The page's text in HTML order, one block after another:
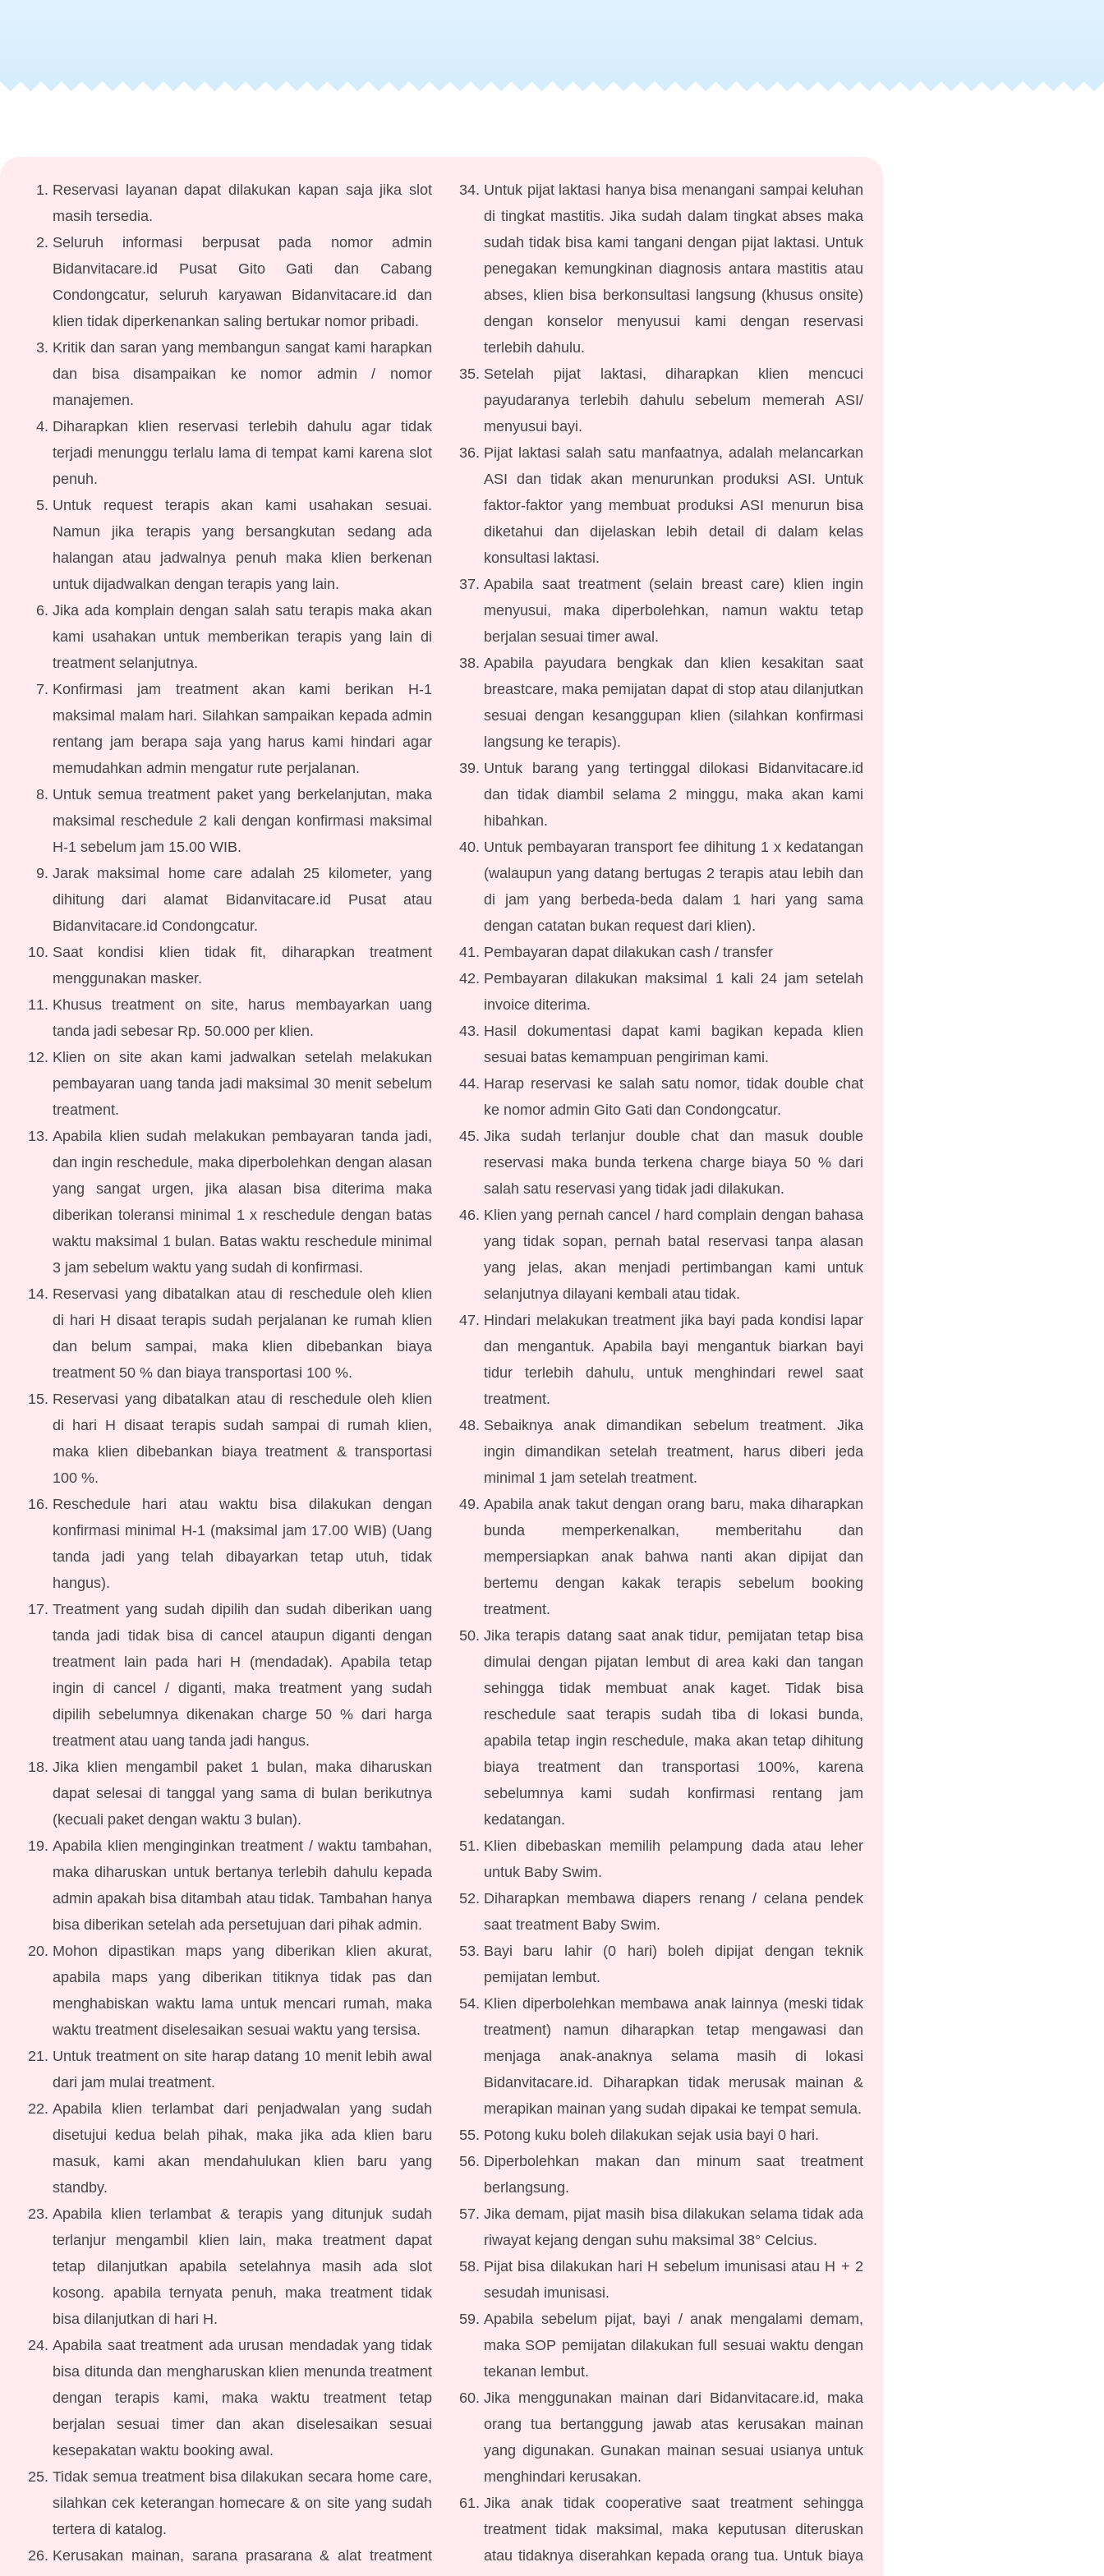
Reservasi layanan dapat dilakukan kapan saja jika slot
masih tersedia.
Seluruh informasi berpusat pada nomor admin
Bidanvitacare.id Pusat Gito Gati dan Cabang
Condongcatur, seluruh karyawan Bidanvitacare.id dan
klien tidak diperkenankan saling bertukar nomor pribadi.
Kritik dan saran yang membangun sangat kami harapkan
dan bisa disampaikan ke nomor admin / nomor
manajemen.
Diharapkan klien reservasi terlebih dahulu agar tidak
terjadi menunggu terlalu lama di tempat kami karena slot
penuh.
Untuk request terapis akan kami usahakan sesuai.
Namun jika terapis yang bersangkutan sedang ada
halangan atau jadwalnya penuh maka klien berkenan
untuk dijadwalkan dengan terapis yang lain.
Jika ada komplain dengan salah satu terapis maka akan
kami usahakan untuk memberikan terapis yang lain di
treatment selanjutnya.
Konfirmasi jam treatment akan kami berikan H-1
maksimal malam hari. Silahkan sampaikan kepada admin
rentang jam berapa saja yang harus kami hindari agar
memudahkan admin mengatur rute perjalanan.
Untuk semua treatment paket yang berkelanjutan, maka
maksimal reschedule 2 kali dengan konfirmasi maksimal
H-1 sebelum jam 15.00 WIB.
Jarak maksimal home care adalah 25 kilometer, yang
dihitung dari alamat Bidanvitacare.id Pusat atau
Bidanvitacare.id Condongcatur.
Saat kondisi klien tidak fit, diharapkan treatment
menggunakan masker.
Khusus treatment on site, harus membayarkan uang
tanda jadi sebesar Rp. 50.000 per klien.
Klien on site akan kami jadwalkan setelah melakukan
pembayaran uang tanda jadi maksimal 30 menit sebelum
treatment.
Apabila klien sudah melakukan pembayaran tanda jadi,
dan ingin reschedule, maka diperbolehkan dengan alasan
yang sangat urgen, jika alasan bisa diterima maka
diberikan toleransi minimal 1 x reschedule dengan batas
waktu maksimal 1 bulan. Batas waktu reschedule minimal
3 jam sebelum waktu yang sudah di konfirmasi.
Reservasi yang dibatalkan atau di reschedule oleh klien
di hari H disaat terapis sudah perjalanan ke rumah klien
dan belum sampai, maka klien dibebankan biaya
treatment 50 % dan biaya transportasi 100 %.
Reservasi yang dibatalkan atau di reschedule oleh klien
di hari H disaat terapis sudah sampai di rumah klien,
maka klien dibebankan biaya treatment & transportasi
100 %.
Reschedule hari atau waktu bisa dilakukan dengan
konfirmasi minimal H-1 (maksimal jam 17.00 WIB) (Uang
tanda jadi yang telah dibayarkan tetap utuh, tidak
hangus).
Treatment yang sudah dipilih dan sudah diberikan uang
tanda jadi tidak bisa di cancel ataupun diganti dengan
treatment lain pada hari H (mendadak). Apabila tetap
ingin di cancel / diganti, maka treatment yang sudah
dipilih sebelumnya dikenakan charge 50 % dari harga
treatment atau uang tanda jadi hangus.
Jika klien mengambil paket 1 bulan, maka diharuskan
dapat selesai di tanggal yang sama di bulan berikutnya
(kecuali paket dengan waktu 3 bulan).
Apabila klien menginginkan treatment / waktu tambahan,
maka diharuskan untuk bertanya terlebih dahulu kepada
admin apakah bisa ditambah atau tidak. Tambahan hanya
bisa diberikan setelah ada persetujuan dari pihak admin.
Mohon dipastikan maps yang diberikan klien akurat,
apabila maps yang diberikan titiknya tidak pas dan
menghabiskan waktu lama untuk mencari rumah, maka
waktu treatment diselesaikan sesuai waktu yang tersisa.
Untuk treatment on site harap datang 10 menit lebih awal
dari jam mulai treatment.
Apabila klien terlambat dari penjadwalan yang sudah
disetujui kedua belah pihak, maka jika ada klien baru
masuk, kami akan mendahulukan klien baru yang
standby.
Apabila klien terlambat & terapis yang ditunjuk sudah
terlanjur mengambil klien lain, maka treatment dapat
tetap dilanjutkan apabila setelahnya masih ada slot
kosong. apabila ternyata penuh, maka treatment tidak
bisa dilanjutkan di hari H.
Apabila saat treatment ada urusan mendadak yang tidak
bisa ditunda dan mengharuskan klien menunda treatment
dengan terapis kami, maka waktu treatment tetap
berjalan sesuai timer dan akan diselesaikan sesuai
kesepakatan waktu booking awal.
Tidak semua treatment bisa dilakukan secara home care,
silahkan cek keterangan homecare & on site yang sudah
tertera di katalog.
Kerusakan mainan, sarana prasarana & alat treatment
Untuk pijat laktasi hanya bisa menangani sampai keluhan
di tingkat mastitis. Jika sudah dalam tingkat abses maka
sudah tidak bisa kami tangani dengan pijat laktasi. Untuk
penegakan kemungkinan diagnosis antara mastitis atau
abses, klien bisa berkonsultasi langsung (khusus onsite)
dengan konselor menyusui kami dengan reservasi
terlebih dahulu.
Setelah pijat laktasi, diharapkan klien mencuci
payudaranya terlebih dahulu sebelum memerah ASI/
menyusui bayi.
Pijat laktasi salah satu manfaatnya, adalah melancarkan
ASI dan tidak akan menurunkan produksi ASI. Untuk
faktor-faktor yang membuat produksi ASI menurun bisa
diketahui dan dijelaskan lebih detail di dalam kelas
konsultasi laktasi.
Apabila saat treatment (selain breast care) klien ingin
menyusui, maka diperbolehkan, namun waktu tetap
berjalan sesuai timer awal.
Apabila payudara bengkak dan klien kesakitan saat
breastcare, maka pemijatan dapat di stop atau dilanjutkan
sesuai dengan kesanggupan klien (silahkan konfirmasi
langsung ke terapis).
Untuk barang yang tertinggal dilokasi Bidanvitacare.id
dan tidak diambil selama 2 minggu, maka akan kami
hibahkan.
Untuk pembayaran transport fee dihitung 1 x kedatangan
(walaupun yang datang bertugas 2 terapis atau lebih dan
di jam yang berbeda-beda dalam 1 hari yang sama
dengan catatan bukan request dari klien).
Pembayaran dapat dilakukan cash / transfer
Pembayaran dilakukan maksimal 1 kali 24 jam setelah
invoice diterima.
Hasil dokumentasi dapat kami bagikan kepada klien
sesuai batas kemampuan pengiriman kami.
Harap reservasi ke salah satu nomor, tidak double chat
ke nomor admin Gito Gati dan Condongcatur.
Jika sudah terlanjur double chat dan masuk double
reservasi maka bunda terkena charge biaya 50 % dari
salah satu reservasi yang tidak jadi dilakukan.
Klien yang pernah cancel / hard complain dengan bahasa
yang tidak sopan, pernah batal reservasi tanpa alasan
yang jelas, akan menjadi pertimbangan kami untuk
selanjutnya dilayani kembali atau tidak.
Hindari melakukan treatment jika bayi pada kondisi lapar
dan mengantuk. Apabila bayi mengantuk biarkan bayi
tidur terlebih dahulu, untuk menghindari rewel saat
treatment.
Sebaiknya anak dimandikan sebelum treatment. Jika
ingin dimandikan setelah treatment, harus diberi jeda
minimal 1 jam setelah treatment.
Apabila anak takut dengan orang baru, maka diharapkan
bunda memperkenalkan, memberitahu dan
mempersiapkan anak bahwa nanti akan dipijat dan
bertemu dengan kakak terapis sebelum booking
treatment.
Jika terapis datang saat anak tidur, pemijatan tetap bisa
dimulai dengan pijatan lembut di area kaki dan tangan
sehingga tidak membuat anak kaget. Tidak bisa
reschedule saat terapis sudah tiba di lokasi bunda,
apabila tetap ingin reschedule, maka akan tetap dihitung
biaya treatment dan transportasi 100%, karena
sebelumnya kami sudah konfirmasi rentang jam
kedatangan.
Klien dibebaskan memilih pelampung dada atau leher
untuk Baby Swim.
Diharapkan membawa diapers renang / celana pendek
saat treatment Baby Swim.
Bayi baru lahir (0 hari) boleh dipijat dengan teknik
pemijatan lembut.
Klien diperbolehkan membawa anak lainnya (meski tidak
treatment) namun diharapkan tetap mengawasi dan
menjaga anak-anaknya selama masih di lokasi
Bidanvitacare.id. Diharapkan tidak merusak mainan &
merapikan mainan yang sudah dipakai ke tempat semula.
Potong kuku boleh dilakukan sejak usia bayi 0 hari.
Diperbolehkan makan dan minum saat treatment
berlangsung.
Jika demam, pijat masih bisa dilakukan selama tidak ada
riwayat kejang dengan suhu maksimal 38° Celcius.
Pijat bisa dilakukan hari H sebelum imunisasi atau H + 2
sesudah imunisasi.
Apabila sebelum pijat, bayi / anak mengalami demam,
maka SOP pemijatan dilakukan full sesuai waktu dengan
tekanan lembut.
Jika menggunakan mainan dari Bidanvitacare.id, maka
orang tua bertanggung jawab atas kerusakan mainan
yang digunakan. Gunakan mainan sesuai usianya untuk
menghindari kerusakan.
Jika anak tidak cooperative saat treatment sehingga
treatment tidak maksimal, maka keputusan diteruskan
atau tidaknya diserahkan kepada orang tua. Untuk biaya